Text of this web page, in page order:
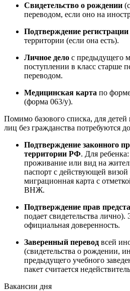
Свидетельство о рождении
переводом, если оно на
Подтверждение регистрации
территории (если она есть).
Личное дело с предыдущего
поступлении в класс старше
переводом.
Медицинская карта по
(форма 063/у).
Помимо базового списка, для
лиц без гражданства потребуются
Подтверждение законного
территории РФ. Для
проживание или вид на
паспорт с действующей
миграционная карта с
ВНЖ.
Подтверждение прав
подает свидетельства
официальная доверенность.
Заверенный перевод всей
(свидетельства о рождении,
предыдущего учебного
пакет считается
Вакансии дня